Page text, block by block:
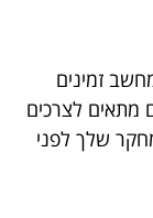
זמינים
מתאים לצרכים
שלך לפני